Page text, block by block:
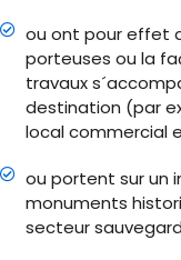
ou ont pour effet
porteuses ou la
travaux
destination (par
local commercial
ou portent sur un
monuments
secteur